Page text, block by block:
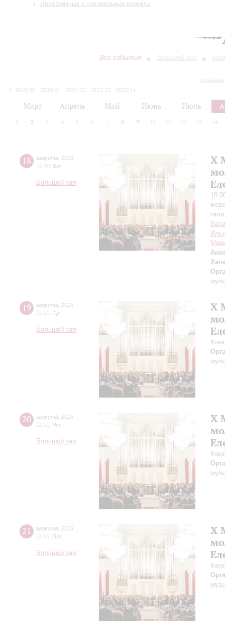
Инклюзивные и специальные проекты
Все события Большой зал
2019/20
2020/21 2021/22 2022/23
2023/24
Март Апрель Май Июнь Июль
1 2 3 4 5 6 7 8 9 10 12 13 14
18 августа
2015
19:00 Вт
Большой зал
X
19 августа
2015
11:00 Ср
Большой зал
X
20 августа
2015
11:00 Чт
Большой зал
X
21 августа
2015
11:00 Пт
Большой зал
X